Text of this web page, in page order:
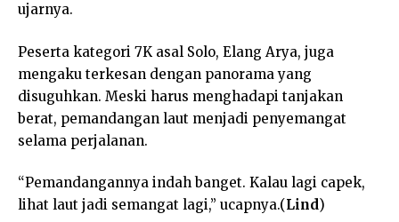
ujarnya.
Peserta kategori 7K asal Solo, Elang Arya, juga
mengaku terkesan dengan panorama yang
disuguhkan. Meski harus menghadapi tanjakan
berat, pemandangan laut menjadi penyemangat
selama perjalanan.
“Pemandangannya indah banget. Kalau lagi capek,
lihat laut jadi semangat lagi,” ucapnya.(Lind)